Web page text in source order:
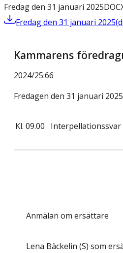
Fredag den 31 januari 2025
Fredag den 31 januari 2025(
Kammarens
2024/25:66
Fredagen den 31 januari 2025
Kl. 09.00 Interpellationssvar
Anmälan om ersättare
Lena Bäckelin (S) som